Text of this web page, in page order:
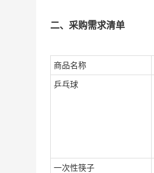
二、采购需求清单
商品名称
乒乓球
一次性筷子